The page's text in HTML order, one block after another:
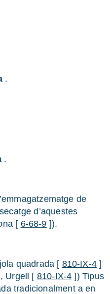
.
.
de
d’aquestes
[ 6-68-9 ]).
quadrada [ 810-IX-4 ]
Urgell [ 810-IX-4 ]) Tipus
tradicionalment a en